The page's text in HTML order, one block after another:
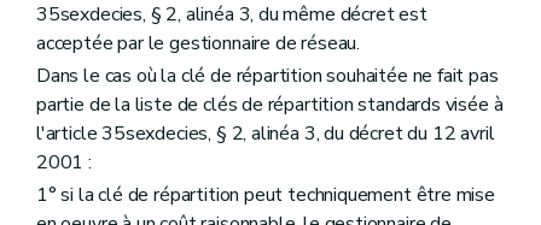
35sexdecies, § 2, alinéa 3, du même décret est
acceptée par le gestionnaire de réseau.
Dans le cas où la clé de répartition souhaitée ne fait pas
partie de la liste de clés de répartition standards visée à
l'article 35sexdecies, § 2, alinéa 3, du décret du 12 avril
2001 :
1° si la clé de répartition peut techniquement être mise